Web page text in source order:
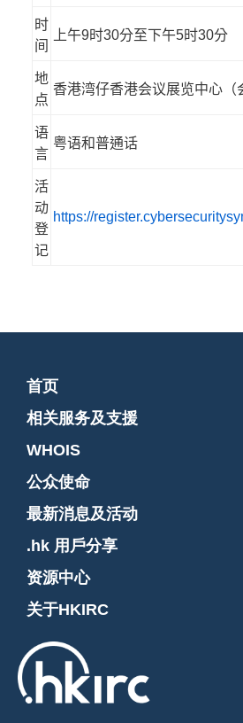
时
间
上午9时30分至下午5时30分
地
点
香港湾仔香港会议展览中心（
语
言
粤语和普通话
活
动
登
记
https://
首页
相关服务及支援
WHOIS
公众使命
最新消息及活动
.hk 用戶分享
资源中心
关于HKIRC